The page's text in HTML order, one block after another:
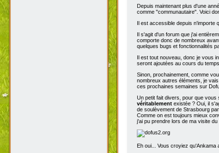
Depuis maintenant plus d'une
comme "communautaire". Voici
Il est accessible depuis n'importe
Il s'agit d'un forum que j'ai
comporte donc de nombreux
quelques bugs et fonctionnalités
Il est tout nouveau, donc je vous
seront ajoutées au cours du
Sinon, prochainement, comme
nombreux autres éléments, je
ces prochaines semaines sur
Un petit fait divers, pour que vous
véritablement existée ? Oui, il
de soulèvement de Strasbourg
Comme on est toujours mieux
j'ai pu prendre lors de ma visite
Eh oui... Vous croyiez